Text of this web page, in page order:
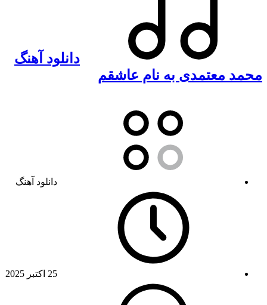
دانلود آهنگ
محمد معتمدی به نام عاشقم
دانلود آهنگ